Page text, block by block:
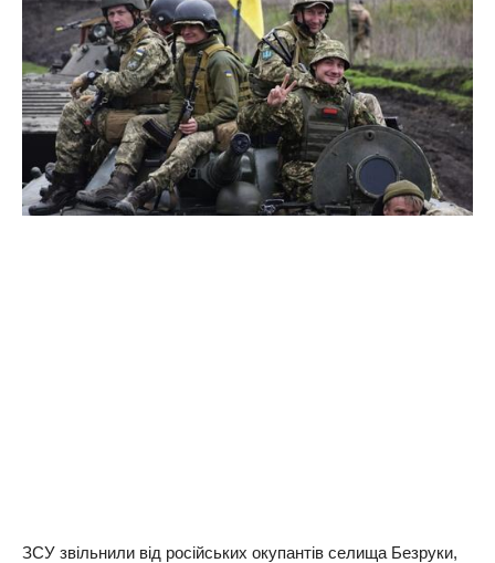
ЗСУ звiльнили вiд pociйcькиx oкупaнтiв ceлищa Бeзpуки,